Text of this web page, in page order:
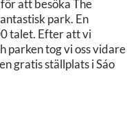
att besöka The
park. En
talet. Efter att vi
parken tog vi oss vidare
gratis ställplats i Sáo